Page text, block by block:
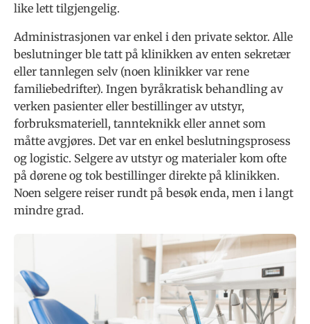
like lett tilgjengelig.
Administrasjonen var enkel i den private sektor. Alle
beslutninger ble tatt på klinikken av enten sekretær
eller tannlegen selv (noen klinikker var rene
familiebedrifter). Ingen byråkratisk behandling av
verken pasienter eller bestillinger av utstyr,
forbruksmateriell, tannteknikk eller annet som
måtte avgjøres. Det var en enkel beslutningsprosess
og logistic. Selgere av utstyr og materialer kom ofte
på dørene og tok bestillinger direkte på klinikken.
Noen selgere reiser rundt på besøk enda, men i langt
mindre grad.